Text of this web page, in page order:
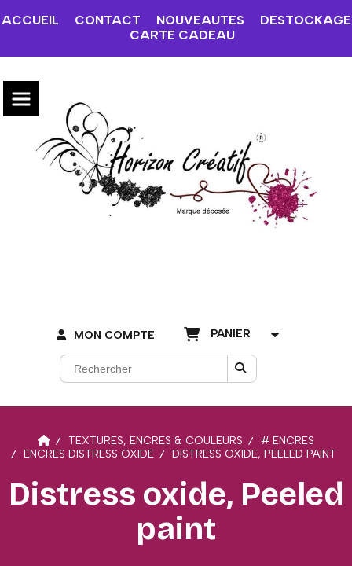
ACCUEIL CONTACT NOUVEAUTES
DESTOCKAGE
CARTE CADEAU
MON COMPTE PANIER
TEXTURES, ENCRES & COULEURS
# ENCRES
ENCRES DISTRESS OXIDE
DISTRESS OXIDE, PEELED PAINT
Distress oxide, Peeled
paint